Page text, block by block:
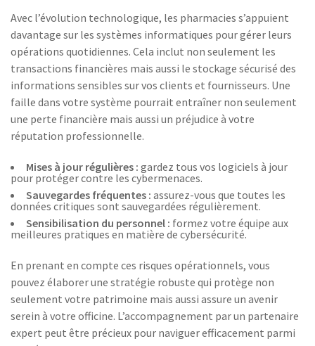
Avec l’évolution technologique, les pharmacies s’appuient
davantage sur les systèmes informatiques pour gérer leurs
opérations quotidiennes. Cela inclut non seulement les
transactions financières mais aussi le stockage sécurisé des
informations sensibles sur vos clients et fournisseurs. Une
faille dans votre système pourrait entraîner non seulement
une perte financière mais aussi un préjudice à votre
réputation professionnelle.
Mises à jour régulières : gardez tous vos logiciels à jour
pour protéger contre les cybermenaces.
Sauvegardes fréquentes : assurez-vous que toutes les
données critiques sont sauvegardées régulièrement.
Sensibilisation du personnel : formez votre équipe aux
meilleures pratiques en matière de cybersécurité.
En prenant en compte ces risques opérationnels, vous
pouvez élaborer une stratégie robuste qui protège non
seulement votre patrimoine mais aussi assure un avenir
serein à votre officine. L’accompagnement par un partenaire
expert peut être précieux pour naviguer efficacement parmi